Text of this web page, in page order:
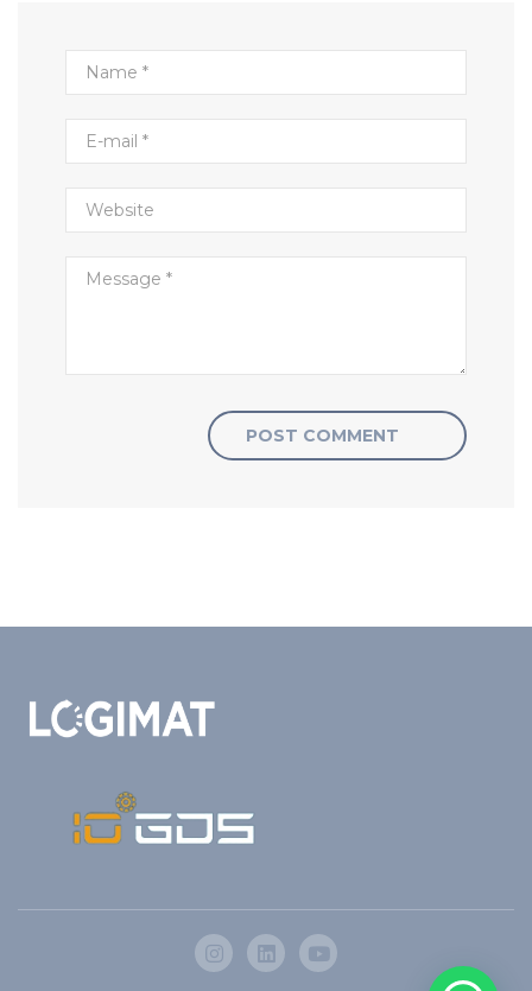
POST COMMENT